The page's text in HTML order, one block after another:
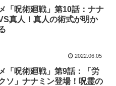
「呪術廻戦」第10話：ナナ
真人！真人の術式が明か
2022.06.05
「呪術廻戦」第9話：「労
ソ」ナナミン登場！呪霊の